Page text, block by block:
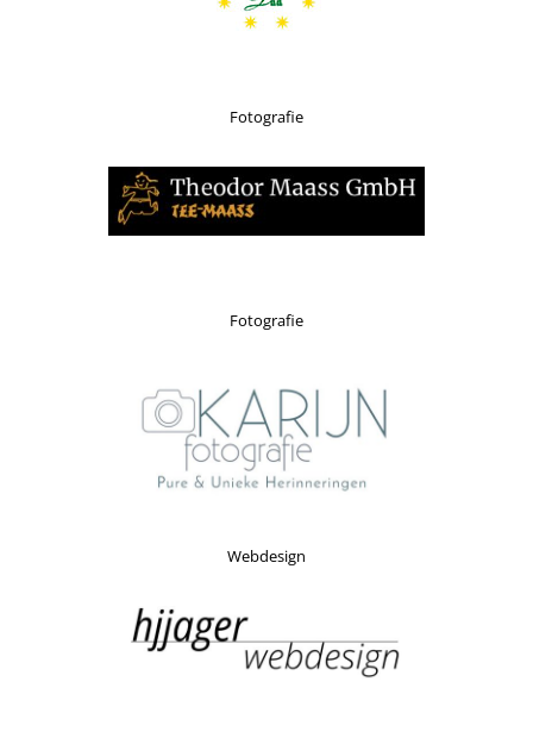
Fotografie
Fotografie
Webdesign